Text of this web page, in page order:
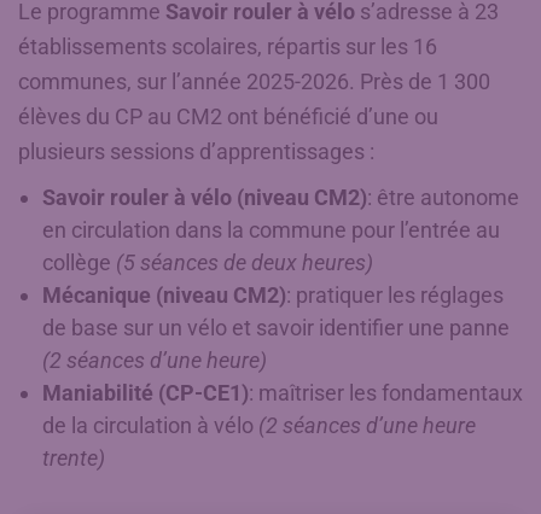
Le programme Savoir rouler à vélo s’adresse à 23
établissements scolaires, répartis sur les 16
communes, sur l’année 2025-2026. Près de 1 300
élèves du CP au CM2 ont bénéficié d’une ou
plusieurs sessions d’apprentissages :
Savoir rouler à vélo (niveau CM2): être autonome
en circulation dans la commune pour l’entrée au
collège (5 séances de deux heures)
Mécanique (niveau CM2): pratiquer les réglages
de base sur un vélo et savoir identifier une panne
(2 séances d’une heure)
Maniabilité (CP-CE1): maîtriser les fondamentaux
de la circulation à vélo (2 séances d’une heure
trente)